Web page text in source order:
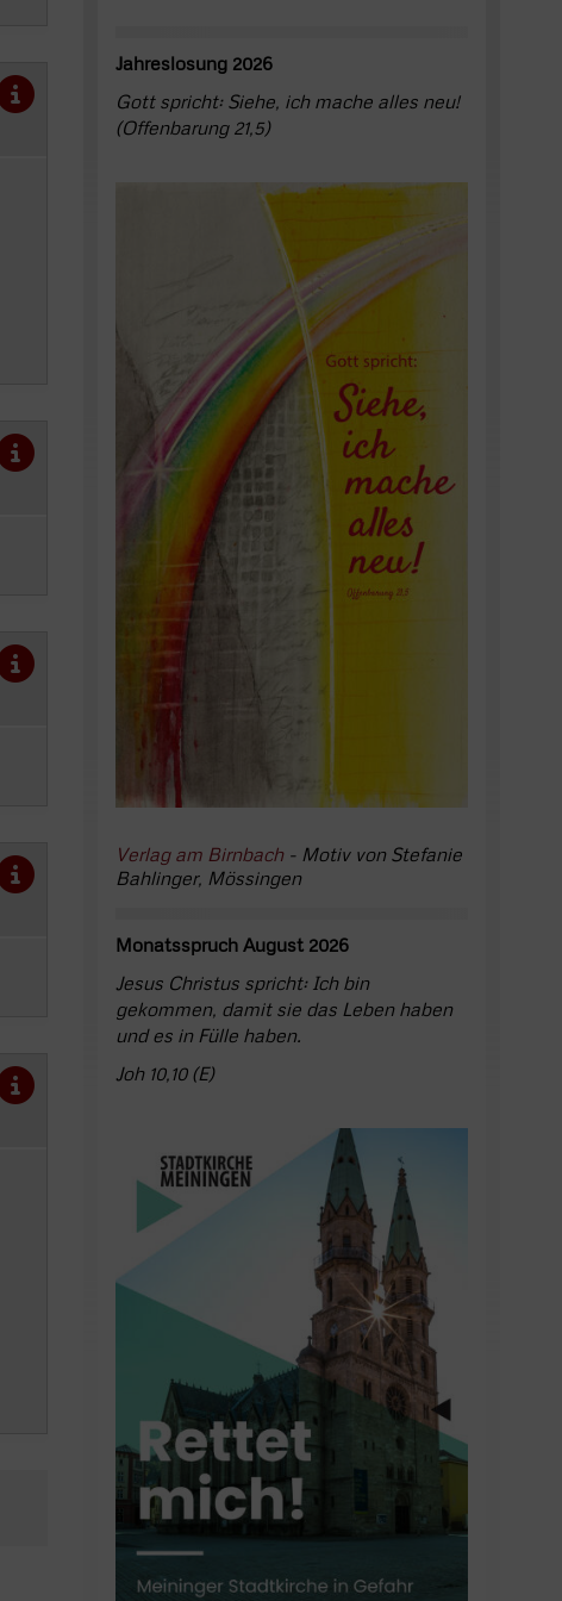
Jahreslosung 2026
Gott spricht: Siehe, ich mache alles neu!
(Offenbarung 21,5)
Verlag am Birnbach- Motiv von Stefanie
Bahlinger, Mössingen
Monatsspruch August 2026
Jesus Christus spricht: Ich bin
gekommen, damit sie das Leben haben
und es in Fülle haben.
Joh 10,10 (E)